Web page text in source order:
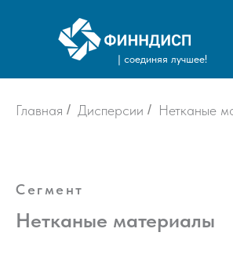
| соединяя лучшее!
Главная / Дисперсии / Нетканые
Сегмент
Нетканые материалы